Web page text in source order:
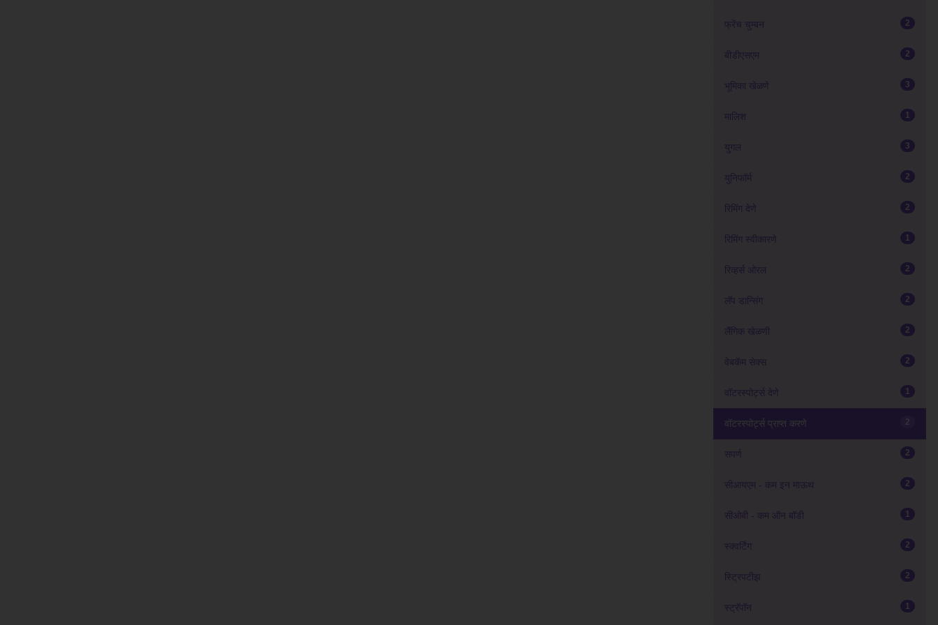
फ्रेंच चुम्बन 2
बीडीएसएम 2
भूमिका खेळणे 3
मालिश 1
युगल 3
युनिफॉर्म 2
रिमिंग देणे 2
रिमिंग स्वीकारणे 1
रिव्हर्स ओरल 2
लॅप डान्सिंग 2
लैंगिक खेळणी 2
वेबकॅम सेक्स 2
वॉटरस्पोर्ट्स देणे 1
वॉटरस्पोर्ट्स प्राप्त करणे 2
सपर्ण 2
सीआयएम - कम इन माऊथ 2
सीओबी - कम ऑन बॉडी 1
स्क्वर्टिंग 2
स्ट्रिपटीझ 2
स्ट्रॅपॉन 1